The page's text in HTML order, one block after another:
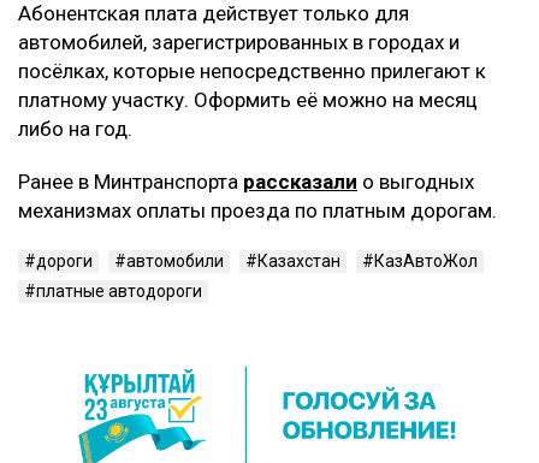
Абонентская плата действует только для
автомобилей, зарегистрированных в городах и
посёлках, которые непосредственно прилегают к
платному участку. Оформить её можно на месяц
либо на год.
Ранее в Минтранспорта рассказали о выгодных
механизмах оплаты проезда по платным дорогам.
дороги автомобили Казахстан
КазАвтоЖол
платные автодороги